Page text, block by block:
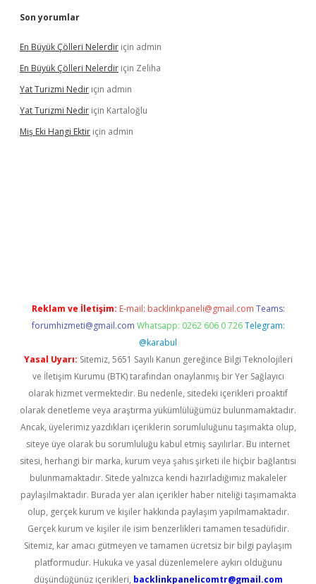
Son yorumlar
En Büyük Çölleri Nelerdir için admin
En Büyük Çölleri Nelerdir için Zeliha
Yat Turizmi Nedir için admin
Yat Turizmi Nedir için Kartaloğlu
Miş Eki Hangi Ektir için admin
Reklam ve İletişim: E-mail: backlinkpaneli@gmail.com Teams:
forumhizmeti@gmail.com Whatsapp: 0262 606 0 726 Telegram:
@karabul
Yasal Uyarı: Sitemiz, 5651 Sayılı Kanun gereğince Bilgi Teknolojileri
ve İletişim Kurumu (BTK) tarafından onaylanmış bir Yer Sağlayıcı
olarak hizmet vermektedir. Bu nedenle, sitedeki içerikleri proaktif
olarak denetleme veya araştırma yükümlülüğümüz bulunmamaktadır.
Ancak, üyelerimiz yazdıkları içeriklerin sorumluluğunu taşımakta olup,
siteye üye olarak bu sorumluluğu kabul etmiş sayılırlar. Bu internet
sitesi, herhangi bir marka, kurum veya şahıs şirketi ile hiçbir bağlantısı
bulunmamaktadır. Sitede yalnızca kendi hazırladığımız makaleler
paylaşılmaktadır. Burada yer alan içerikler haber niteliği taşımamakta
olup, gerçek kurum ve kişiler hakkında paylaşım yapılmamaktadır.
Gerçek kurum ve kişiler ile isim benzerlikleri tamamen tesadüfidir.
Sitemiz, kar amacı gütmeyen ve tamamen ücretsiz bir bilgi paylaşım
platformudur. Hukuka ve yasal düzenlemelere aykırı olduğunu
düşündüğünüz içerikleri, backlinkpanelicomtr@gmail.com